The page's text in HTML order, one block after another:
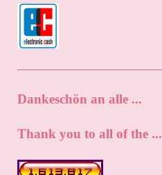
Dankeschön an alle ...
Thank you to all of the ...